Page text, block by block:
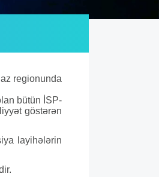
regionunda
bütün İSP-
göstərən
layihələrin